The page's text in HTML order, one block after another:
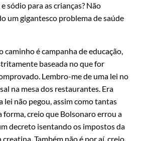
sódio para as crianças? Não
um gigantesco problema de saúde
caminho é campanha de educação,
baseada no que for
Lembro-me de uma lei no
na mesa dos restaurantes. Era
lei não pegou, assim como tantas
forma, creio que Bolsonaro errou a
decreto isentando os impostos da
Também não é por aí, creio.